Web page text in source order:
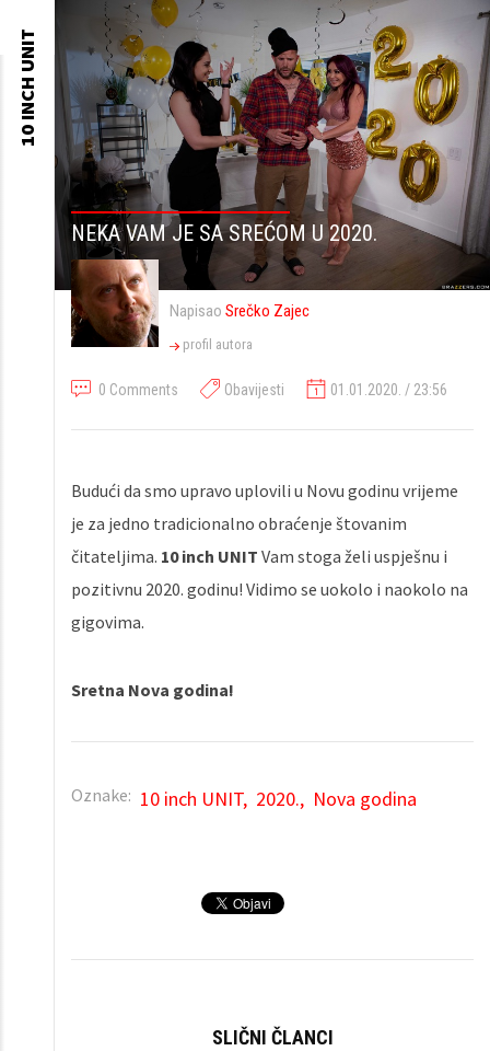
NEKA VAM JE SA SREĆOM U 2020.
Napisao Srečko Zajec
profil autora
0 Comments Obavijesti 01.01.2020. / 23:56
Budući da smo upravo uplovili u Novu godinu vrijeme
je za jedno tradicionalno obraćenje štovanim
čitateljima. 10 inch UNIT Vam stoga želi uspješnu i
pozitivnu 2020. godinu! Vidimo se uokolo i naokolo na
gigovima.
Sretna Nova godina!
Oznake: 10 inch UNIT 2020. Nova godina
SLIČNI ČLANCI
10 INCH UNIT
content